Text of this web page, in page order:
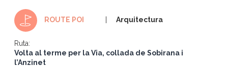
ROUTE POI Arquitectura
Ruta:
Volta al terme per la Via, collada de Sobirana i
l’Anzinet